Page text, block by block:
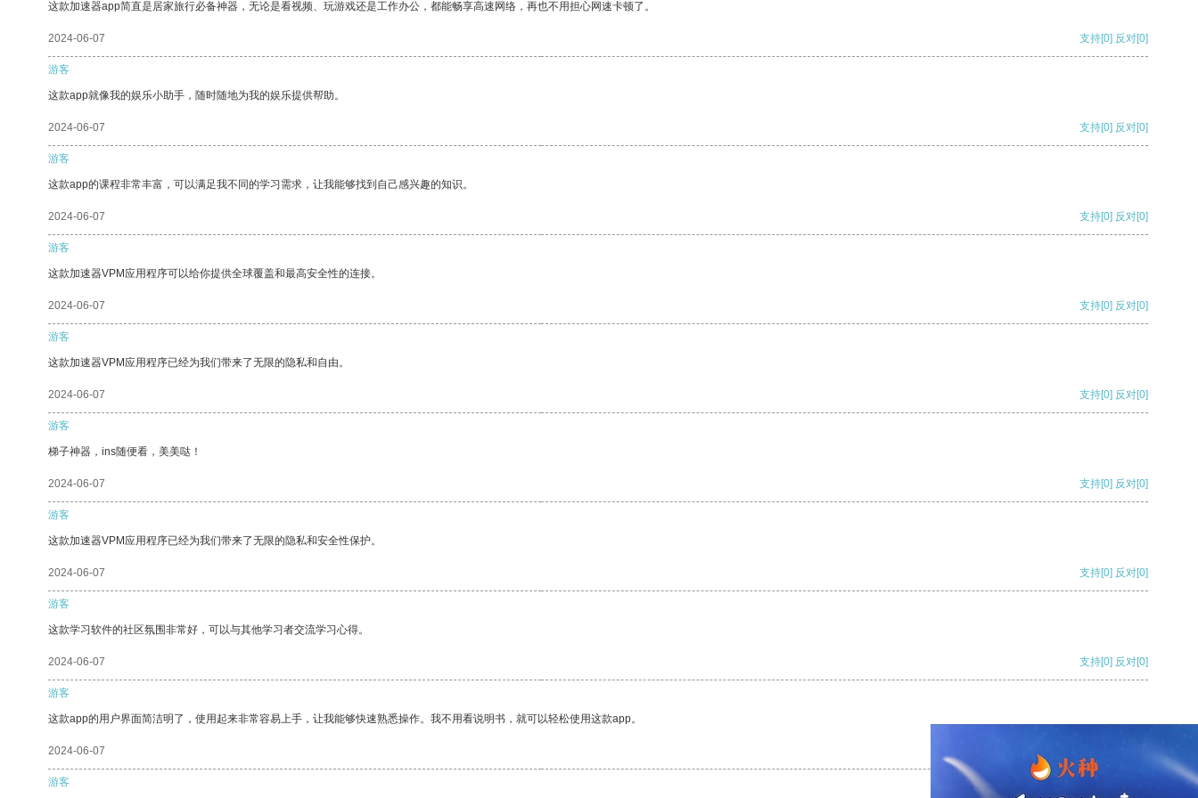
这款加速器app简直是居家旅行必备神器，无论是看视频、玩游戏还是工作办公，都能畅享高速网络，再也不用担心网速卡顿了。
2024-06-07 支持[0] 反对[0]
游客
这款app就像我的娱乐小助手，随时随地为我的娱乐提供帮助。
2024-06-07 支持[0] 反对[0]
游客
这款app的课程非常丰富，可以满足我不同的学习需求，让我能够找到自己感兴趣的知识。
2024-06-07 支持[0] 反对[0]
游客
这款加速器VPM应用程序可以给你提供全球覆盖和最高安全性的连接。
2024-06-07 支持[0] 反对[0]
游客
这款加速器VPM应用程序已经为我们带来了无限的隐私和自由。
2024-06-07 支持[0] 反对[0]
游客
梯子神器，ins随便看，美美哒！
2024-06-07 支持[0] 反对[0]
游客
这款加速器VPM应用程序已经为我们带来了无限的隐私和安全性保护。
2024-06-07 支持[0] 反对[0]
游客
这款学习软件的社区氛围非常好，可以与其他学习者交流学习心得。
2024-06-07 支持[0] 反对[0]
游客
这款app的用户界面简洁明了，使用起来非常容易上手，让我能够快速熟悉操作。我不用看说明书，就可以轻松使用这款app。
2024-06-07
游客